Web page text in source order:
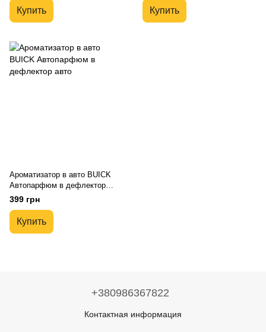
Купить Купить
Ароматизатор в авто BUICK
Автопарфюм в дефлектор
авто
399 грн
Купить
+380986367822
Контактная информация